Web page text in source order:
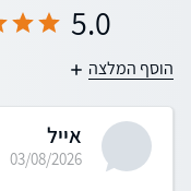
הוסף המלצה
5.0
אייל
03/08/2026